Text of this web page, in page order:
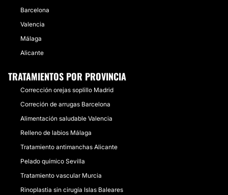
Barcelona
Valencia
Málaga
Alicante
TRATAMIENTOS POR PROVINCIA
Corrección orejas soplillo Madrid
Correción de arrugas Barcelona
Alimentación saludable Valencia
Relleno de labios Málaga
Tratamiento antimanchas Alicante
Pelado químico Sevilla
Tratamiento vascular Murcia
Rinoplastia sin cirugía Islas Baleares